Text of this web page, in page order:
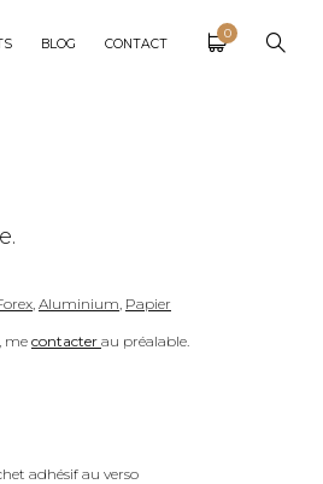
BLOG CONTACT
0
, Aluminium, Papier
mecontacter au préalable.
adhésif au verso